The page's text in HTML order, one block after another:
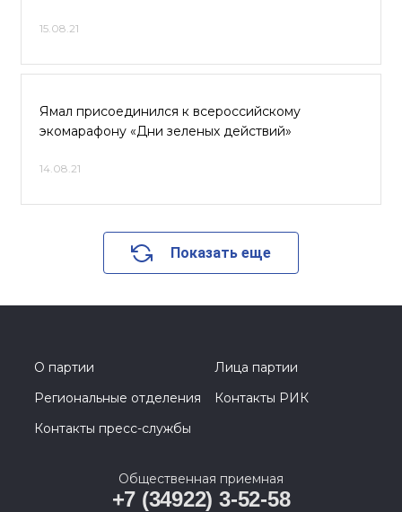
15.08.21
Ямал присоединился к всероссийскому
экомарафону «Дни зеленых действий»
14.08.21
Показать еще
О партии
Лица партии
Региональные отделения
Контакты РИК
Контакты пресс-службы
Общественная приемная
+7 (34922) 3-52-58